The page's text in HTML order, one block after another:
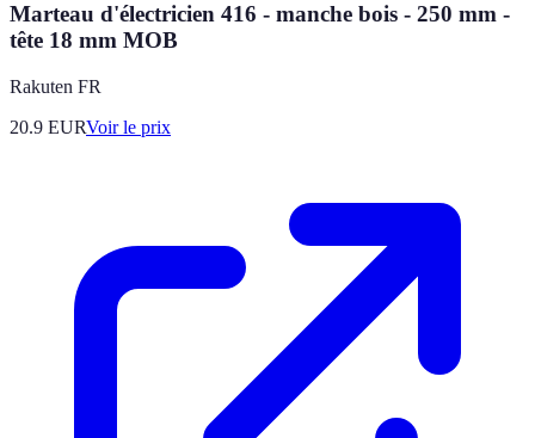
Marteau d'électricien 416 - manche bois - 250 mm -
tête 18 mm MOB
Rakuten FR
20.9 EURVoir le prix